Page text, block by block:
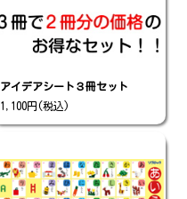
アイデアシート３冊セット
1,100円(税込)